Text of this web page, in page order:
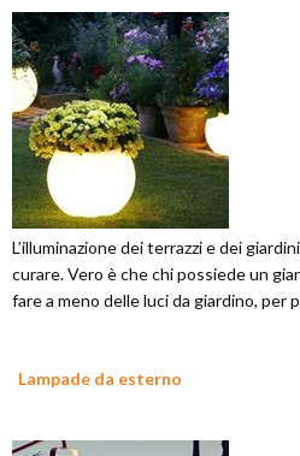
L’illuminazione dei terrazzi e dei
curare. Vero è che chi possiede un
fare a meno delle luci da giardino, per
Lampade da esterno